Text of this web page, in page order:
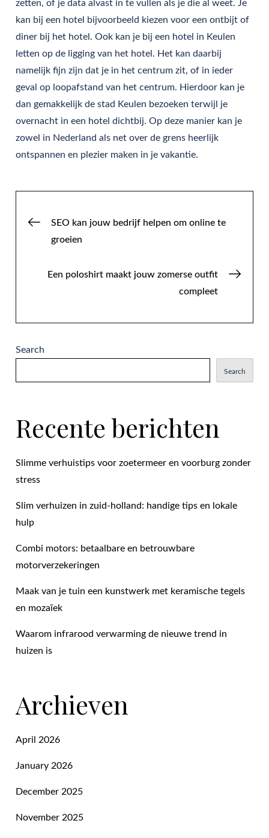
zetten, of je data alvast in te vullen als je die al weet. Je
kan bij een hotel bijvoorbeeld kiezen voor een ontbijt of
diner bij het hotel. Ook kan je bij een hotel in Keulen
letten op de ligging van het hotel. Het kan daarbij
namelijk fijn zijn dat je in het centrum zit, of in ieder
geval op loopafstand van het centrum. Hierdoor kan je
dan gemakkelijk de stad Keulen bezoeken terwijl je
overnacht in een hotel dichtbij. Op deze manier kan je
zowel in Nederland als net over de grens heerlijk
ontspannen en plezier maken in je vakantie.
PostSEO kan jouw bedrijf helpen om online te
groeien
Een poloshirt maakt jouw zomerse outfit
compleet
Search
Search
Recente berichten
Slimme verhuistips voor zoetermeer en voorburg zonder
stress
Slim verhuizen in zuid-holland: handige tips en lokale
hulp
Combi motors: betaalbare en betrouwbare
motorverzekeringen
Maak van je tuin een kunstwerk met keramische tegels
en mozaïek
Waarom infrarood verwarming de nieuwe trend in
huizen is
Archieven
April 2026
January 2026
December 2025
November 2025